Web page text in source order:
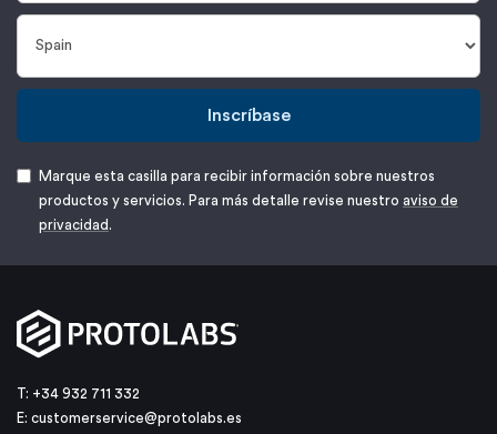
Inscríbase
Marque esta casilla para recibir información sobre nuestros
productos y servicios. Para más detalle revise nuestro aviso de
privacidad .
T: +34 932 711 332
E: customerservice@protolabs.es